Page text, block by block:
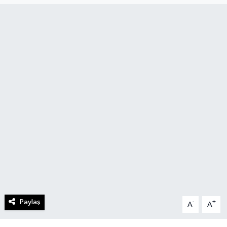
Paylaş A- A+